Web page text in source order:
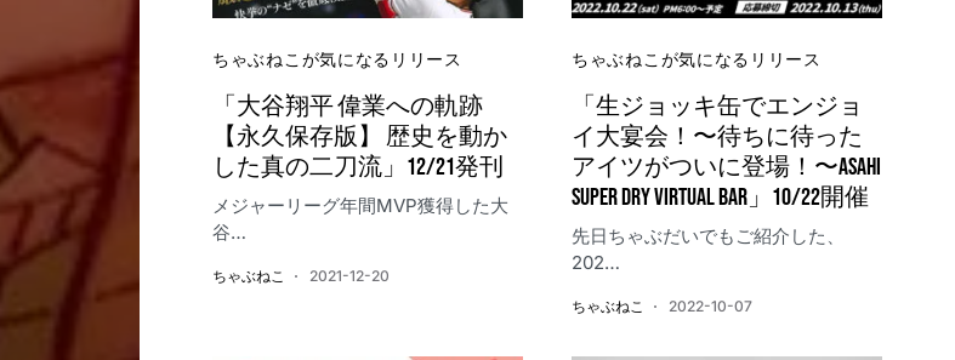
ちゃぶねこが気になるリリース
「大谷翔平 偉業への軌跡
【永久保存版】 歴史を動か
した真の二刀流」12/21発刊
メジャーリーグ年間MVP獲得した大
谷…
ちゃぶねこ 2021-12-20
ちゃぶねこが気になるリリース
「生ジョッキ缶でエンジョ
イ大宴会！〜待ちに待った
アイツがついに登場！〜ASAHI
SUPER DRY VIRTUAL BAR」10/22開催
先日ちゃぶだいでもご紹介した、
202…
ちゃぶねこ 2022-10-07